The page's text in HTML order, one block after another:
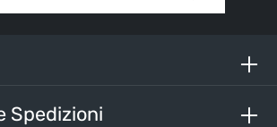
generali
Spedizioni